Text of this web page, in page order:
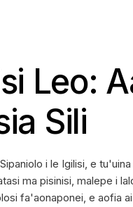
Leo:
Sili
i le Igilisi, e
ma pisinisi, malepe i
fa'aonaponei, e aofia